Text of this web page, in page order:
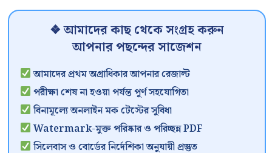
❖ আমাদের কাছ থেকে সংগ্রহ করুন
আপনার পছন্দের সাজেশন
আমাদের প্রথম অগ্রাধিকার আপনার রেজাল্ট
পরীক্ষা শেষ না হওয়া পর্যন্ত পূর্ণ সহযোগিতা
বিনামূল্যে অনলাইন মক টেস্টের সুবিধা
Watermark-মুক্ত পরিষ্কার ও পরিচ্ছন্ন PDF
সিলেবাস ও বোর্ডের নির্দেশিকা অনুযায়ী প্রস্তুত